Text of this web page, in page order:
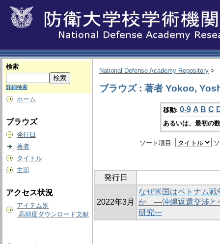
検索
詳細検索
ホーム
ブラウズ
発行日
著者
タイトル
主題
アクセス状況
アイテム別
高頻度ダウンロード文献
National Defense Academy Repository >
ブラウズ : 著者 Yokoo,
移動: 0-9 A B C
あるいは、最初の
ソート項目:
発行日
2022年3月
なぜ米国はベトナム
か ―沖縄返還交渉と
研究―